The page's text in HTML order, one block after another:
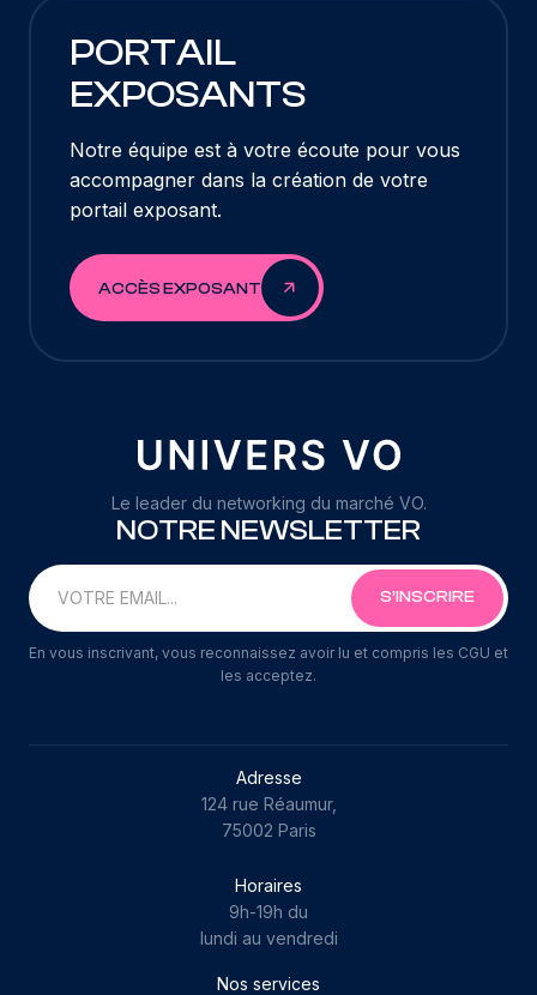
PORTAIL
EXPOSANTS
Notre équipe est à votre écoute pour vous
accompagner dans la création de votre
portail exposant.
ACCÈS EXPOSANT
Le leader du networking du marché VO.
NOTRE NEWSLETTER
En vous inscrivant, vous reconnaissez avoir lu et compris les CGU et
les acceptez.
Adresse
124 rue Réaumur,
75002 Paris
Horaires
9h-19h du
lundi au vendredi
Nos services